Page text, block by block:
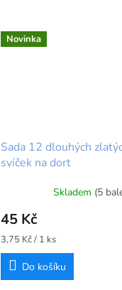
Novinka
Sada 12 dlouhých
svíček na dort
Skladem (5
45 Kč
Měrná
cena:
3,75 Kč / 1 ks
Do košíku